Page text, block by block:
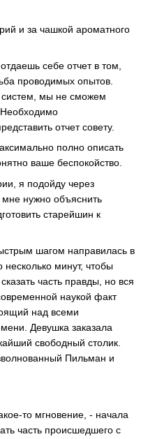
и за чашкой ароматного
себе отчет в том,
проводимых опытов.
систем, мы не сможем
Необходимо
отчет совету.
полно описать
ваше беспокойство.
я подойду через
мне нужно объяснить
старейшин к
шагом направилась в
минут, чтобы
часть правды, но вся
наукой факт
над всеми
Девушка заказала
свободный столик.
Пильман и
то мгновение, - начала
часть происшедшего с